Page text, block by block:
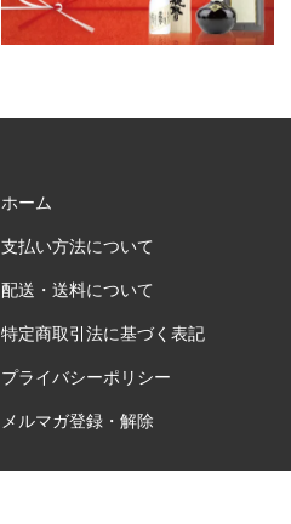
ホーム
支払い方法について
配送・送料について
特定商取引法に基づく表記
プライバシーポリシー
メルマガ登録・解除